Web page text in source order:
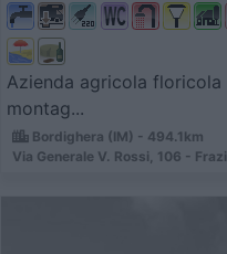
Azienda agricola
montag...
Bordighera (IM) - 494.1km
Via Generale V. Rossi, 106 -